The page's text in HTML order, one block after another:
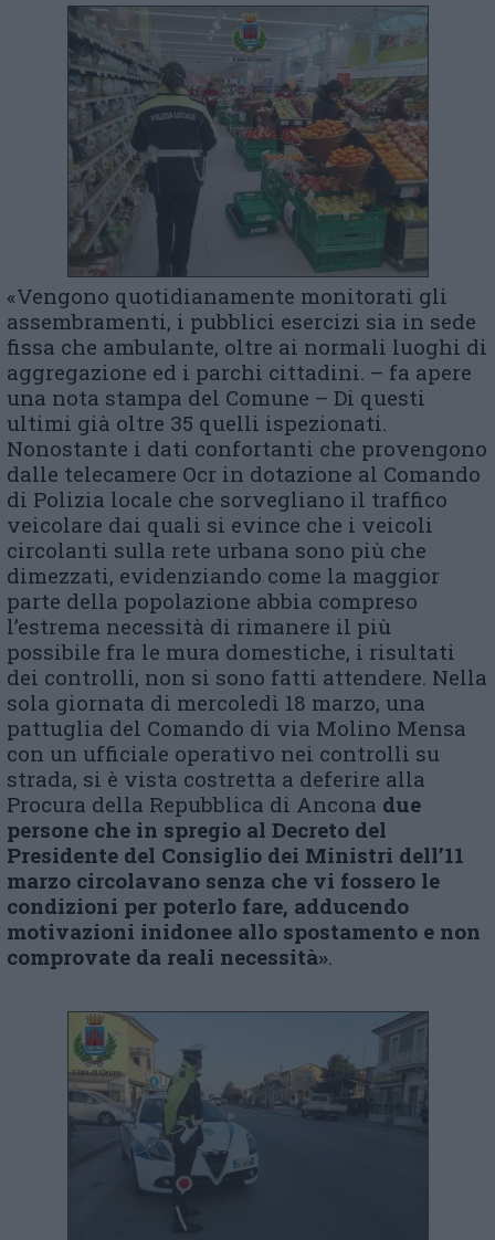
«Vengono quotidianamente monitorati gli
assembramenti, i pubblici esercizi sia in sede
fissa che ambulante, oltre ai normali luoghi di
aggregazione ed i parchi cittadini. – fa apere
una nota stampa del Comune – Di questi
ultimi già oltre 35 quelli ispezionati.
Nonostante i dati confortanti che provengono
dalle telecamere Ocr in dotazione al Comando
di Polizia locale che sorvegliano il traffico
veicolare dai quali si evince che i veicoli
circolanti sulla rete urbana sono più che
dimezzati, evidenziando come la maggior
parte della popolazione abbia compreso
l’estrema necessità di rimanere il più
possibile fra le mura domestiche, i risultati
dei controlli, non si sono fatti attendere. Nella
sola giornata di mercoledì 18 marzo, una
pattuglia del Comando di via Molino Mensa
con un ufficiale operativo nei controlli su
strada, si è vista costretta a deferire alla
Procura della Repubblica di Ancona due
persone che in spregio al Decreto del
Presidente del Consiglio dei Ministri dell’11
marzo circolavano senza che vi fossero le
condizioni per poterlo fare, adducendo
motivazioni inidonee allo spostamento e non
comprovate da reali necessità».